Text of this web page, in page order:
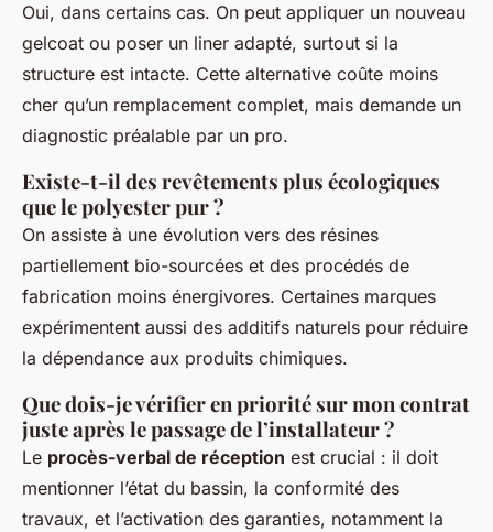
Oui, dans certains cas. On peut appliquer un nouveau
gelcoat ou poser un liner adapté, surtout si la
structure est intacte. Cette alternative coûte moins
cher qu’un remplacement complet, mais demande un
diagnostic préalable par un pro.
Existe-t-il des revêtements plus écologiques
que le polyester pur ?
On assiste à une évolution vers des résines
partiellement bio-sourcées et des procédés de
fabrication moins énergivores. Certaines marques
expérimentent aussi des additifs naturels pour réduire
la dépendance aux produits chimiques.
Que dois-je vérifier en priorité sur mon contrat
juste après le passage de l’installateur ?
Le procès-verbal de réception est crucial : il doit
mentionner l’état du bassin, la conformité des
travaux, et l’activation des garanties, notamment la